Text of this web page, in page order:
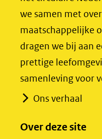
naar
een
andere
website)
naar
een
we samen met
maatschappelijke
dragen we bij aan
prettige
samenleving voor
Ons verhaal
Over deze site